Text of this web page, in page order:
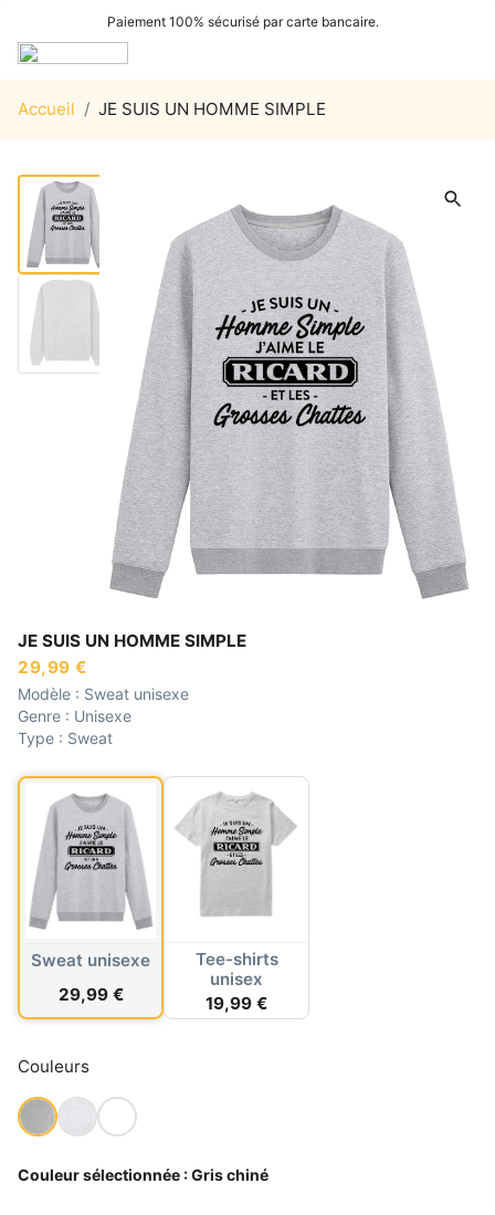
Paiement 100% sécurisé par carte bancaire.
Accueil / JE SUIS UN HOMME SIMPLE
JE SUIS UN HOMME SIMPLE
29,99 €
Modèle : Sweat unisexe
Genre : Unisexe
Type : Sweat
Sweat unisexe
29,99 €
Tee-shirts
unisex
19,99 €
Couleurs
Couleur sélectionnée :Gris chiné